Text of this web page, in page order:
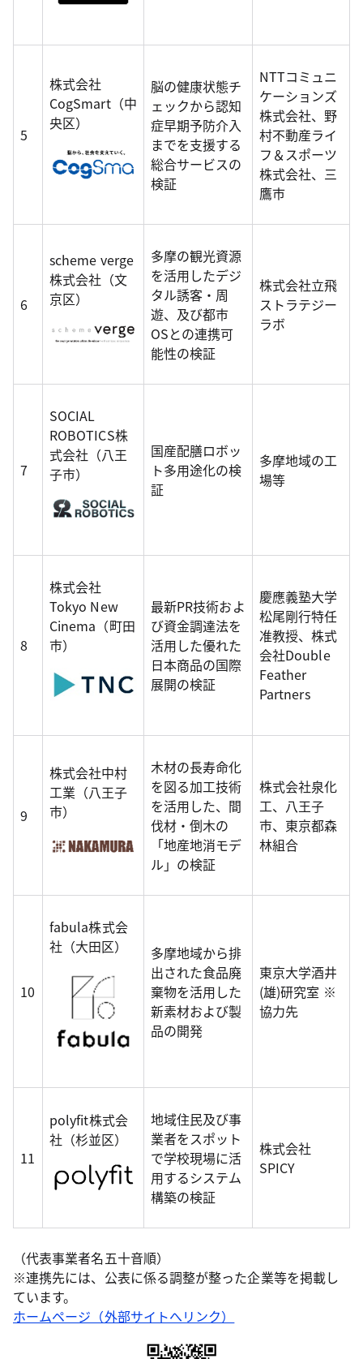
5
株式会社
CogSmart（中
央区）
脳の健康状態チ
ェックから認知
症早期予防介入
までを支援する
総合サービスの
検証
NTTコミュニ
ケーションズ
株式会社、野
村不動産ライ
フ＆スポーツ
株式会社、三
鷹市
6
scheme verge
株式会社（文
京区）
多摩の観光資源
を活用したデジ
タル誘客・周
遊、及び都市
OSとの連携可
能性の検証
株式会社立飛
ストラテジー
ラボ
7
SOCIAL
ROBOTICS株
式会社（八王
子市）
国産配膳ロボッ
ト多用途化の検
証
多摩地域の工
場等
8
株式会社
Tokyo New
Cinema（町田
市）
最新PR技術およ
び資金調達法を
活用した優れた
日本商品の国際
展開の検証
慶應義塾大学
松尾剛行特任
准教授、株式
会社Double
Feather
Partners
9
株式会社中村
工業（八王子
市）
木材の長寿命化
を図る加工技術
を活用した、間
伐材・倒木の
「地産地消モデ
ル」の検証
株式会社泉化
工、八王子
市、東京都森
林組合
10
fabula株式会
社（大田区）
多摩地域から排
出された食品廃
棄物を活用した
新素材および製
品の開発
東京大学酒井
(雄)研究室 ※
協力先
11
polyfit株式会
社（杉並区）
地域住民及び事
業者をスポット
で学校現場に活
用するシステム
構築の検証
株式会社
SPICY
（代表事業者名五十音順）
※連携先には、公表に係る調整が整った企業等を掲載し
ています。
ホームページ（外部サイトへリンク）